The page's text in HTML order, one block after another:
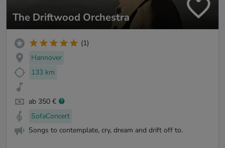
The Driftwood Orchestra
(1)
Hannover
133 km
ab 350 €
SofaConcert
Songs to contemplate, cry, dream and drift off to.